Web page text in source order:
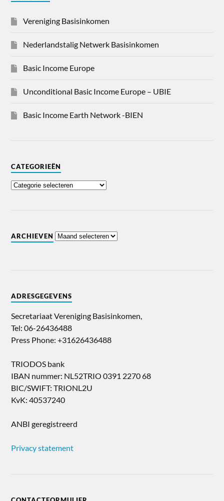
Vereniging Basisinkomen
Nederlandstalig Netwerk Basisinkomen
Basic Income Europe
Unconditional Basic Income Europe – UBIE
Basic Income Earth Network -BIEN
CATEGORIEËN
ARCHIEVEN
ADRESGEGEVENS
Secretariaat Vereniging Basisinkomen,
Tel: 06-26436488
Press Phone: +31626436488
TRIODOS bank
IBAN nummer: NL52TRIO 0391 2270 68
BIC/SWIFT: TRIONL2U
KvK: 40537240
ANBI geregistreerd
Privacy statement